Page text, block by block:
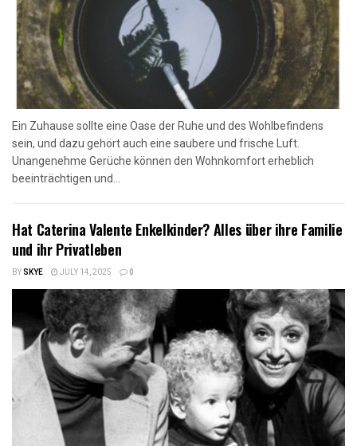
Ein Zuhause sollte eine Oase der Ruhe und des Wohlbefindens
sein, und dazu gehört auch eine saubere und frische Luft.
Unangenehme Gerüche können den Wohnkomfort erheblich
beeinträchtigen und...
Hat Caterina Valente Enkelkinder? Alles über ihre Familie
und ihr Privatleben
BYSKYE JULY 14, 2025 0